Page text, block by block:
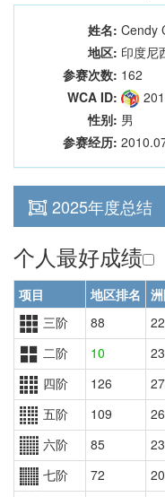
姓名: Cendy
地区: 印度尼
参赛次数: 162
WCA ID:
性别: 男
参赛经历:
2025年度总结
个人最好成绩
项目 地区排名
三阶
88
二阶
10
四阶
126
五阶
109
六阶
85
七阶
72